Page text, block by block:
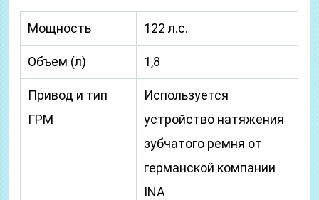
Мощность 122 л.с.
Объем (л) 1,8
Привод и тип
ГРМ
Используется
устройство натяжения
зубчатого ремня от
германской компании
INA